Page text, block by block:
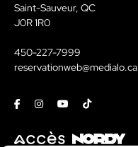
Saint-Sauveur, QC
J0R 1R0
450-227-7999
reservationweb@medialo.ca
FacebookInstagramYoutubeTiktok